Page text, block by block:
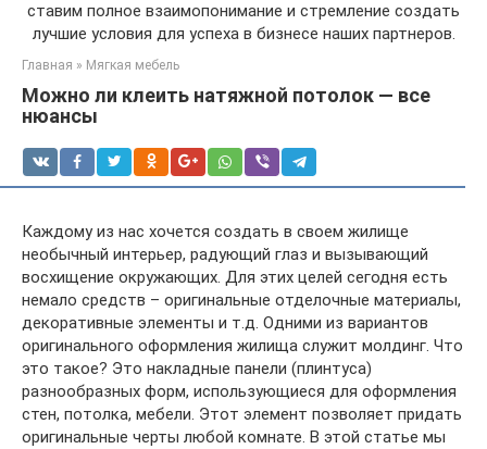
ставим полное взаимопонимание и стремление создать
лучшие условия для успеха в бизнесе наших партнеров.
Главная » Мягкая мебель
Можно ли клеить натяжной потолок — все
нюансы
Каждому из нас хочется создать в своем жилище
необычный интерьер, радующий глаз и вызывающий
восхищение окружающих. Для этих целей сегодня есть
немало средств – оригинальные отделочные материалы,
декоративные элементы и т.д. Одними из вариантов
оригинального оформления жилища служит молдинг. Что
это такое? Это накладные панели (плинтуса)
разнообразных форм, использующиеся для оформления
стен, потолка, мебели. Этот элемент позволяет придать
оригинальные черты любой комнате. В этой статье мы